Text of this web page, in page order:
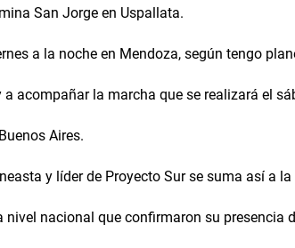
San Jorge en Uspallata.
a la noche en Mendoza, según tengo
a acompañar la marcha que se realizará el
Aires.
y líder de Proyecto Sur se suma así a
nivel nacional que confirmaron su presencia